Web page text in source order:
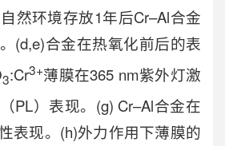
然环境存放1年后Cr–Al合金
(d,e)合金在热氧化前后的表
3:Cr3+薄膜在365 nm紫外灯激
PL）表现。(g) Cr–Al合金在
表现。(h)外力作用下薄膜的